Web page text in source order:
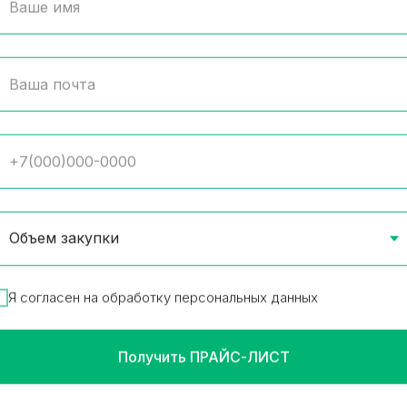
MONARCH Millicano 200
упаковке
₽
Jumper
12 шт в упаковке
26.74 ₽
Я согласен на обработку персональных данных
Получить ПРАЙС-ЛИСТ